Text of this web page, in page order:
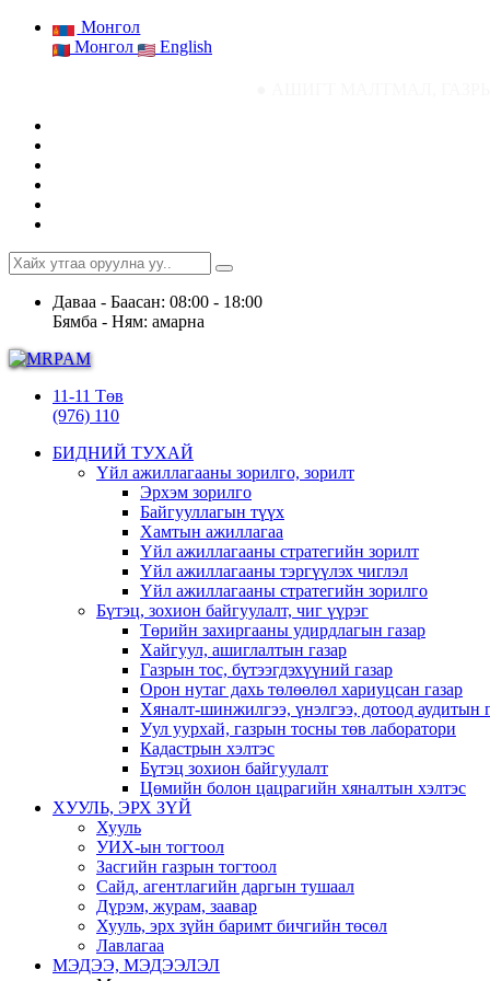
Монгол
Монгол
English
Даваа - Баасан: 08:00 - 18:00
Бямба - Ням: амарна
11-11 Төв
(976) 110
БИДНИЙ ТУХАЙ
Үйл ажиллагааны зорилго, зорилт
Эрхэм зорилго
Байгууллагын түүх
Хамтын ажиллагаа
Үйл ажиллагааны стратегийн зорилт
Үйл ажиллагааны тэргүүлэх чиглэл
Үйл ажиллагааны стратегийн зорилго
Бүтэц, зохион байгуулалт, чиг үүрэг
Төрийн захиргааны удирдлагын газар
Хайгуул, ашиглалтын газар
Газрын тос, бүтээгдэхүүний газар
Орон нутаг дахь төлөөлөл хариуцсан газар
Хяналт-шинжилгээ, үнэлгээ, дотоод аудитын
Уул уурхай, газрын тосны төв лаборатори
Кадастрын хэлтэс
Бүтэц зохион байгуулалт
Цөмийн болон цацрагийн хяналтын хэлтэс
ХУУЛЬ, ЭРХ ЗҮЙ
Хууль
УИХ-ын тогтоол
Засгийн газрын тогтоол
Сайд, агентлагийн даргын тушаал
Дүрэм, журам, заавар
Хууль, эрх зүйн баримт бичгийн төсөл
Лавлагаа
МЭДЭЭ, МЭДЭЭЛЭЛ